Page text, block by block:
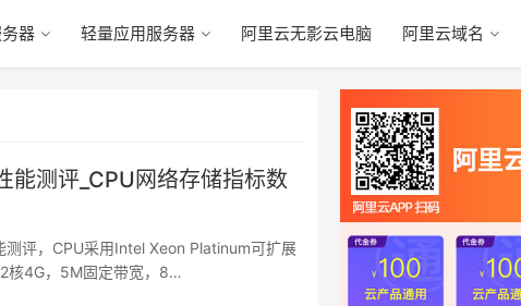
器 轻量应用服务器 阿里云无影云电脑 阿里云域名
能测评_CPU网络存储指标数
测评，CPU采用Intel Xeon Platinum可扩展
核4G，5M固定带宽，8…